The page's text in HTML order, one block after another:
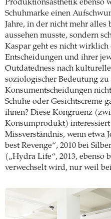
Produktionsästhetik ebenso
Schuhmarke einen
Jahre, in der nicht mehr
aussehen musste, sondern
Kaspar geht es nicht
Entscheidungen und ihrer
Outdatedness nach
soziologischer Bedeutung
Konsumentscheidungen
Schuhe oder Gesichtscreme
ihnen? Diese Kongruenz
Konsumprodukt)
Missverständnis, wenn etwa
best Revenge“, 2010 bei
(„Hydra Life“, 2013,
verwechselt wird, nur weil